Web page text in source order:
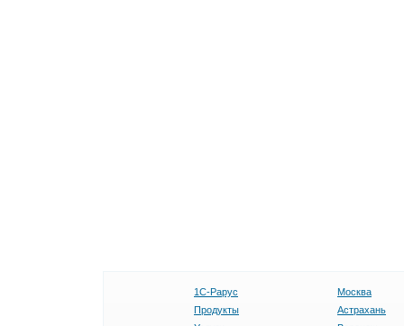
1С-Рарус
Продукты
Москва
Астрахань